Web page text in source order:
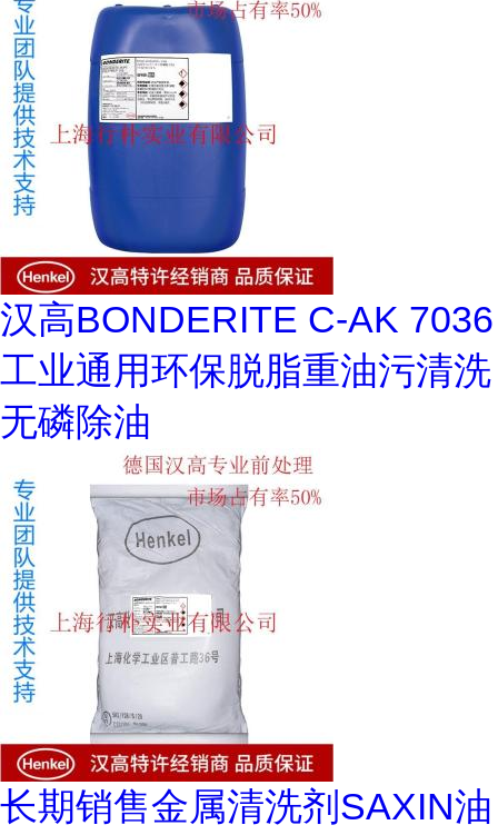
汉高BONDERITE C-AK 7036
工业通用环保脱脂重油污清洗
无磷除油
长期销售金属清洗剂SAXIN油